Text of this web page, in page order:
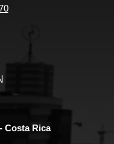
Costa Rica